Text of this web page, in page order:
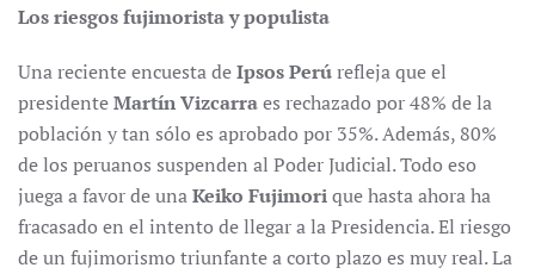
Los riesgos fujimorista y populista
Una reciente encuesta deIpsos Perúrefleja que el
presidenteMartín Vizcarraes rechazado por 48% de la
población y tan sólo es aprobado por 35%. Además, 80%
de los peruanos suspenden al Poder Judicial. Todo eso
juega a favor de unaKeiko Fujimorique hasta ahora ha
fracasado en el intento de llegar a la Presidencia. El riesgo
de un fujimorismo triunfante a corto plazo es muy real. La